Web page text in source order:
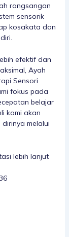
rangsangan
sensorik
kosakata dan
efektif dan
Ayah
Sensori
fokus pada
belajar
kami akan
melalui
lebih lanjut